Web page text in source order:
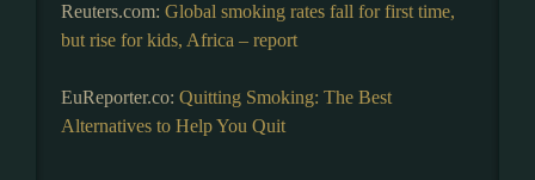
Reuters.com: Global smoking rates fall for first time,
but rise for kids, Africa – report
EuReporter.co: Quitting Smoking: The Best
Alternatives to Help You Quit